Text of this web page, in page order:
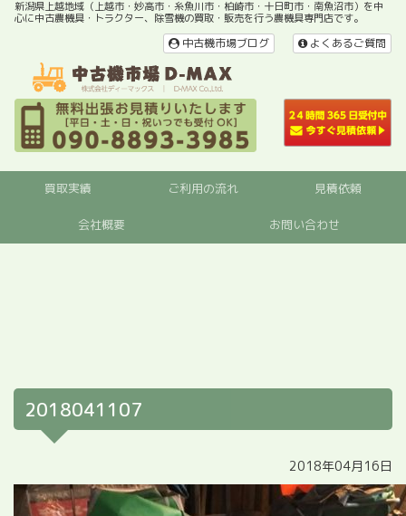
新潟県上越地域（上越市・妙高市・糸魚川市・柏崎市・十日町市・南魚沼市）を中
心に中古農機具・トラクター、除雪機の買取・販売を行う農機具専門店です。
よくあるご質問
中古機市場ブログ
買取実績 ご利用の流れ 見積依頼
会社概要 お問い合わせ
2018041107
2018年04月16日